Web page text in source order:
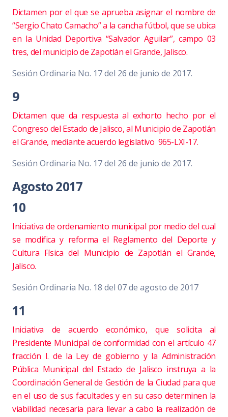
Dictamen por el que se aprueba asignar el nombre de
“Sergio Chato Camacho” a la cancha fútbol, que se ubica
en la Unidad Deportiva “Salvador Aguilar”, campo 03
tres, del municipio de Zapotlán el Grande, Jalisco.
Sesión Ordinaria No. 17 del 26 de junio de 2017.
9
Dictamen que da respuesta al exhorto hecho por el
Congreso del Estado de Jalisco, al Municipio de Zapotlán
el Grande, mediante acuerdo legislativo 965-LXI-17.
Sesión Ordinaria No. 17 del 26 de junio de 2017.
Agosto 2017
10
Iniciativa de ordenamiento municipal por medio del cual
se modifica y reforma el Reglamento del Deporte y
Cultura Física del Municipio de Zapotlán el Grande,
Jalisco.
Sesión Ordinaria No. 18 del 07 de agosto de 2017
11
Iniciativa de acuerdo económico, que solicita al
Presidente Municipal de conformidad con el artículo 47
fracción I. de la Ley de gobierno y la Administración
Pública Municipal del Estado de Jalisco instruya a la
Coordinación General de Gestión de la Ciudad para que
en el uso de sus facultades y en su caso determinen la
viabilidad necesaria para llevar a cabo la realización de